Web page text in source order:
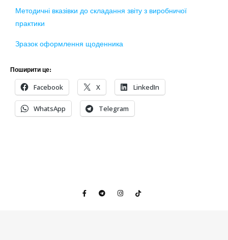
Методичні вказівки до складання звіту з виробничої
практики
Зразок оформлення щоденника
Поширити це:
Facebook X LinkedIn
WhatsApp Telegram